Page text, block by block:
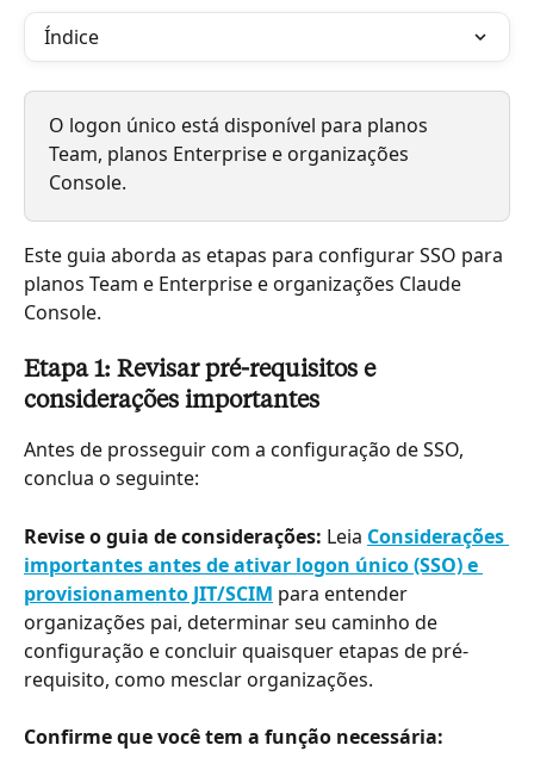
Índice
O logon único está disponível para planos
Team, planos Enterprise e organizações
Console.
Este guia aborda as etapas para configurar SSO para
planos Team e Enterprise e organizações Claude
Console.
Etapa 1: Revisar pré-requisitos e
considerações importantes
Antes de prosseguir com a configuração de SSO,
conclua o seguinte:
Revise o guia de considerações: Leia Considerações
importantes antes de ativar logon único (SSO) e
provisionamento JIT/SCIM para entender
organizações pai, determinar seu caminho de
configuração e concluir quaisquer etapas de pré-
requisito, como mesclar organizações.
Confirme que você tem a função necessária: